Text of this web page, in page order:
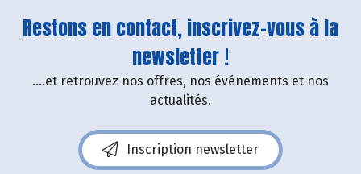
Restons en contact, inscrivez-vous à la
newsletter !
....et retrouvez nos offres, nos événements et nos
actualités.
Inscription newsletter